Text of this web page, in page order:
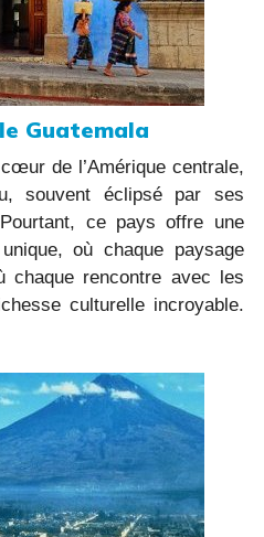
Guatemala
de l’Amérique centrale,
souvent éclipsé par ses
ce pays offre une
où chaque paysage
chaque rencontre avec les
culturelle incroyable.